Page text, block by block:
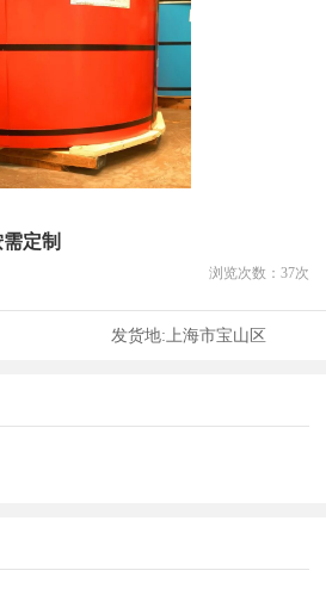
定制
浏览次数： 37次
发货地: 上海市宝山区